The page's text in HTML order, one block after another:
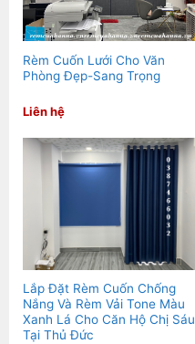
Rèm Cuốn Lưới Cho Văn
Phòng Đẹp-Sang Trọng
Liên hệ
Lắp Đặt Rèm Cuốn Chống
Nắng Và Rèm Vải Tone Màu
Xanh Lá Cho Căn Hộ Chị Sáu
Tại Thủ Đức